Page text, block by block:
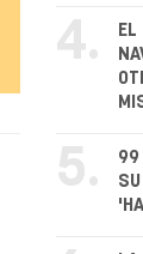
4.
EL
5.
99